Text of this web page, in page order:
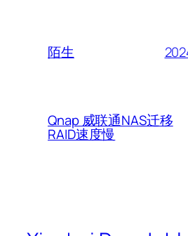
陌生
Qnap 威联通NAS迁移
RAID速度慢